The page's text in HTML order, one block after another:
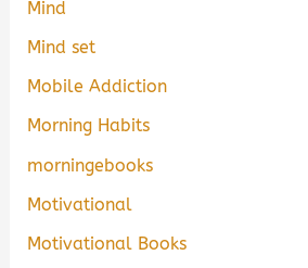
Mind
Mind set
Mobile Addiction
Morning Habits
morningebooks
Motivational
Motivational Books